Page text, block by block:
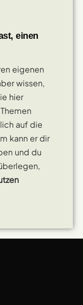
einen
eigenen
wissen,
hier
auf die
kann er dir
und du